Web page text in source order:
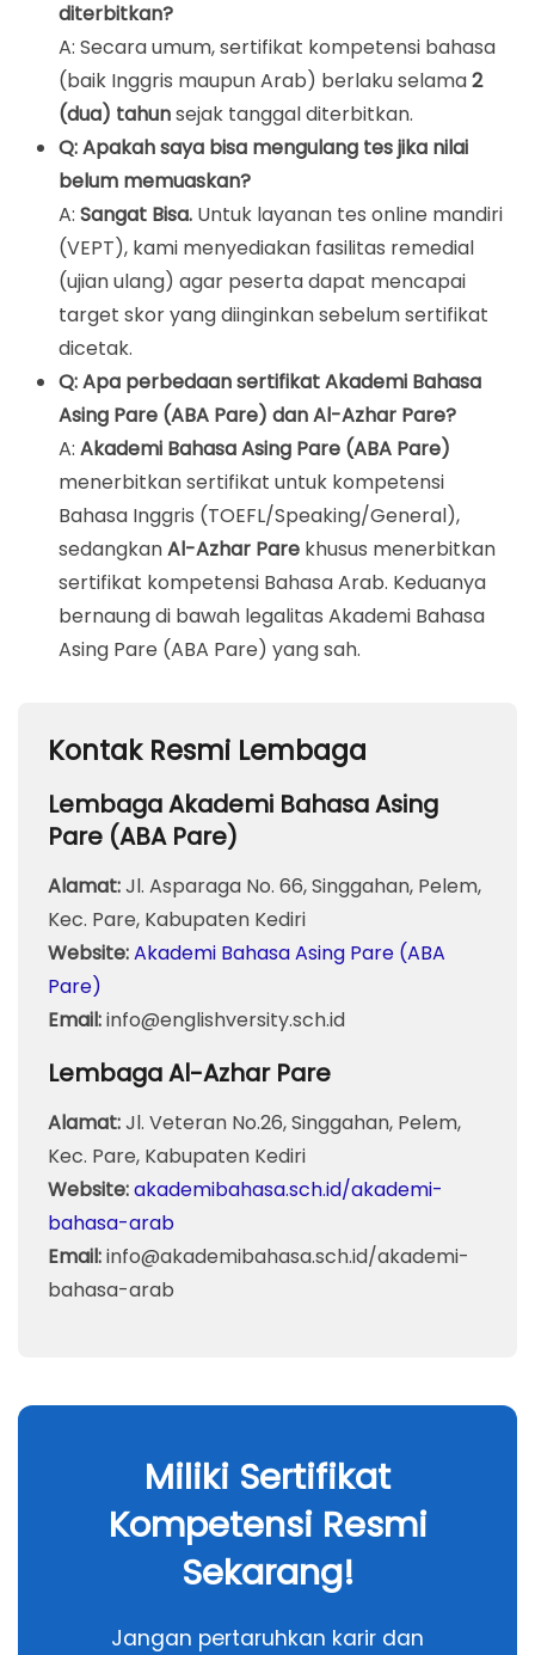
diterbitkan?
A: Secara umum, sertifikat kompetensi bahasa
(baik Inggris maupun Arab) berlaku selama2
(dua) tahunsejak tanggal diterbitkan.
Q: Apakah saya bisa mengulang tes jika nilai
belum memuaskan?
A:Sangat Bisa. Untuk layanan tes online mandiri
(VEPT), kami menyediakan fasilitas remedial
(ujian ulang) agar peserta dapat mencapai
target skor yang diinginkan sebelum sertifikat
dicetak.
Q: Apa perbedaan sertifikat Akademi Bahasa
Asing Pare (ABA Pare) dan Al-Azhar Pare?
A:Akademi Bahasa Asing Pare (ABA Pare)
menerbitkan sertifikat untuk kompetensi
Bahasa Inggris (TOEFL/Speaking/General),
sedangkanAl-Azhar Pare khusus menerbitkan
sertifikat kompetensi Bahasa Arab. Keduanya
bernaung di bawah legalitas Akademi Bahasa
Asing Pare (ABA Pare) yang sah.
Kontak Resmi Lembaga
Lembaga Akademi Bahasa Asing
Pare (ABA Pare)
Alamat:Jl. Asparaga No. 66, Singgahan, Pelem,
Kec. Pare, Kabupaten Kediri
Website:Akademi Bahasa Asing Pare (ABA
Pare)
Email:info@englishversity.sch.id
Lembaga Al-Azhar Pare
Alamat:Jl. Veteran No.26, Singgahan, Pelem,
Kec. Pare, Kabupaten Kediri
Website:akademibahasa.sch.id/akademi-
bahasa-arab
Email:info@akademibahasa.sch.id/akademi-
bahasa-arab
Miliki Sertifikat
Kompetensi Resmi
Sekarang!
Jangan pertaruhkan karir dan